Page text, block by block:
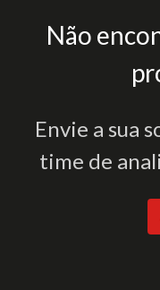
Não
Envie a sua
time de